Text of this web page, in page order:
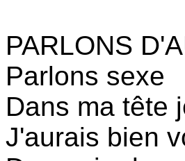
PARLONS
Parlons sexe
Dans ma tête
J'aurais bien